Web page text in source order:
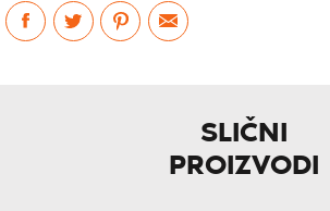
SLIČNI
PROIZVODI